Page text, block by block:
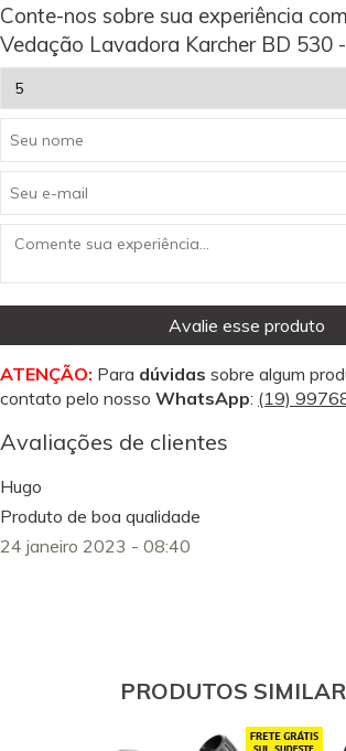
Conte-nos sobre sua experiência
Vedação Lavadora Karcher BD 530
Avalie esse produto
ATENÇÃO: Para dúvidas sobre algum
contato pelo nosso WhatsApp: (19)
Avaliações de clientes
Hugo
Produto de boa qualidade
24 janeiro 2023 - 08:40
PRODUTOS